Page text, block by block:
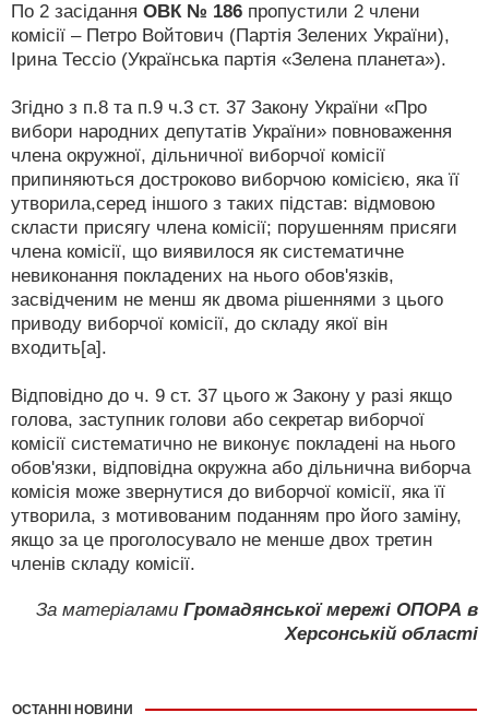
По 2 засідання ОВК № 186 пропустили 2 члени
комісії – Петро Войтович (Партія Зелених України),
Ірина Тессіо (Українська партія «Зелена планета»).
Згідно з п.8 та п.9 ч.3 ст. 37 Закону України «Про
вибори народних депутатів України» повноваження
члена окружної, дільничної виборчої комісії
припиняються достроково виборчою комісією, яка її
утворила,серед іншого з таких підстав: відмовою
скласти присягу члена комісії; порушенням присяги
члена комісії, що виявилося як систематичне
невиконання покладених на нього обов'язків,
засвідченим не менш як двома рішеннями з цього
приводу виборчої комісії, до складу якої він
входить[a].
Відповідно до ч. 9 ст. 37 цього ж Закону у разі якщо
голова, заступник голови або секретар виборчої
комісії систематично не виконує покладені на нього
обов'язки, відповідна окружна або дільнична виборча
комісія може звернутися до виборчої комісії, яка її
утворила, з мотивованим поданням про його заміну,
якщо за це проголосувало не менше двох третин
членів складу комісії.
За матеріалами Громадянської мережі ОПОРА в
Херсонській області
ОСТАННІ НОВИНИ